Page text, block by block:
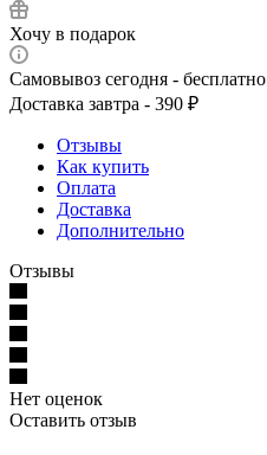
Хочу в подарок
Самовывоз сегодня - бесплатно
Доставка завтра - 390 ₽
Отзывы
Как купить
Оплата
Доставка
Дополнительно
Отзывы
Нет оценок
Оставить отзыв